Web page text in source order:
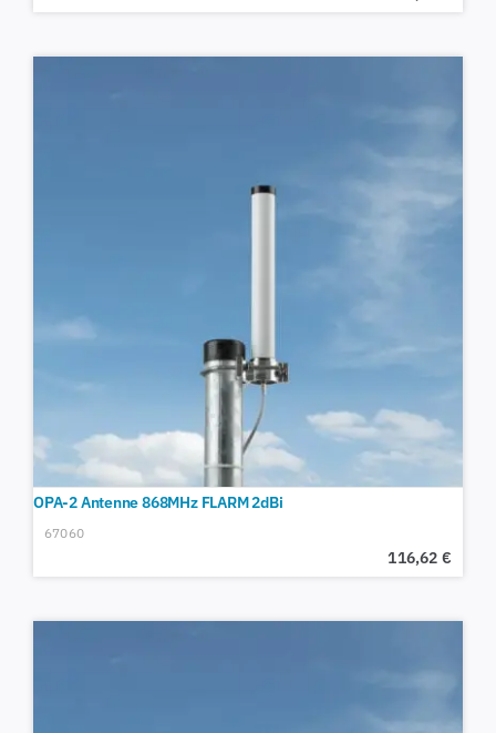
OPA-2 Antenne 868MHz FLARM 2dBi
67060
116,62 €